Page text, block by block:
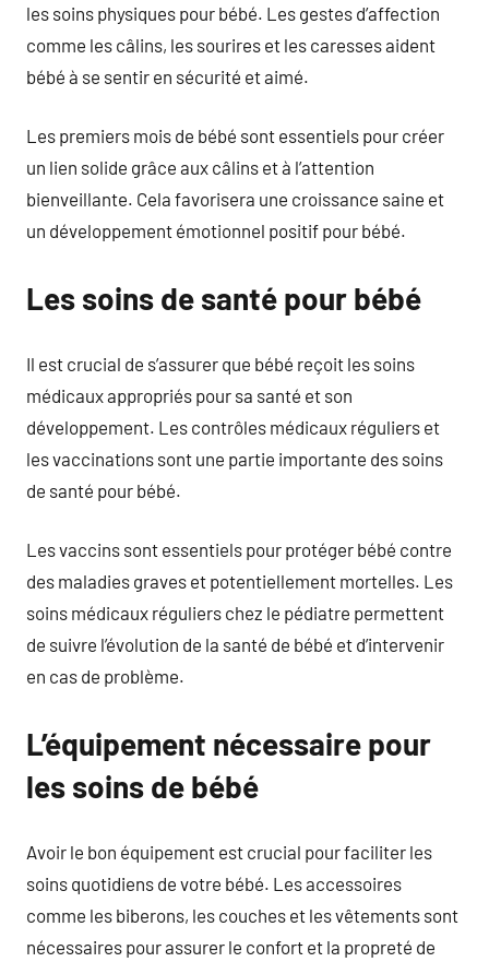
les soins physiques pour bébé. Les gestes d’affection
comme les câlins, les sourires et les caresses aident
bébé à se sentir en sécurité et aimé.
Les premiers mois de bébé sont essentiels pour créer
un lien solide grâce aux câlins et à l’attention
bienveillante. Cela favorisera une croissance saine et
un développement émotionnel positif pour bébé.
Les soins de santé pour bébé
Il est crucial de s’assurer que bébé reçoit les soins
médicaux appropriés pour sa santé et son
développement. Les contrôles médicaux réguliers et
les vaccinations sont une partie importante des soins
de santé pour bébé.
Les vaccins sont essentiels pour protéger bébé contre
des maladies graves et potentiellement mortelles. Les
soins médicaux réguliers chez le pédiatre permettent
de suivre l’évolution de la santé de bébé et d’intervenir
en cas de problème.
L’équipement nécessaire pour
les soins de bébé
Avoir le bon équipement est crucial pour faciliter les
soins quotidiens de votre bébé. Les accessoires
comme les biberons, les couches et les vêtements sont
nécessaires pour assurer le confort et la propreté de